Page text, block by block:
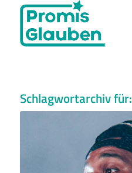
Schlagwortarchiv für: